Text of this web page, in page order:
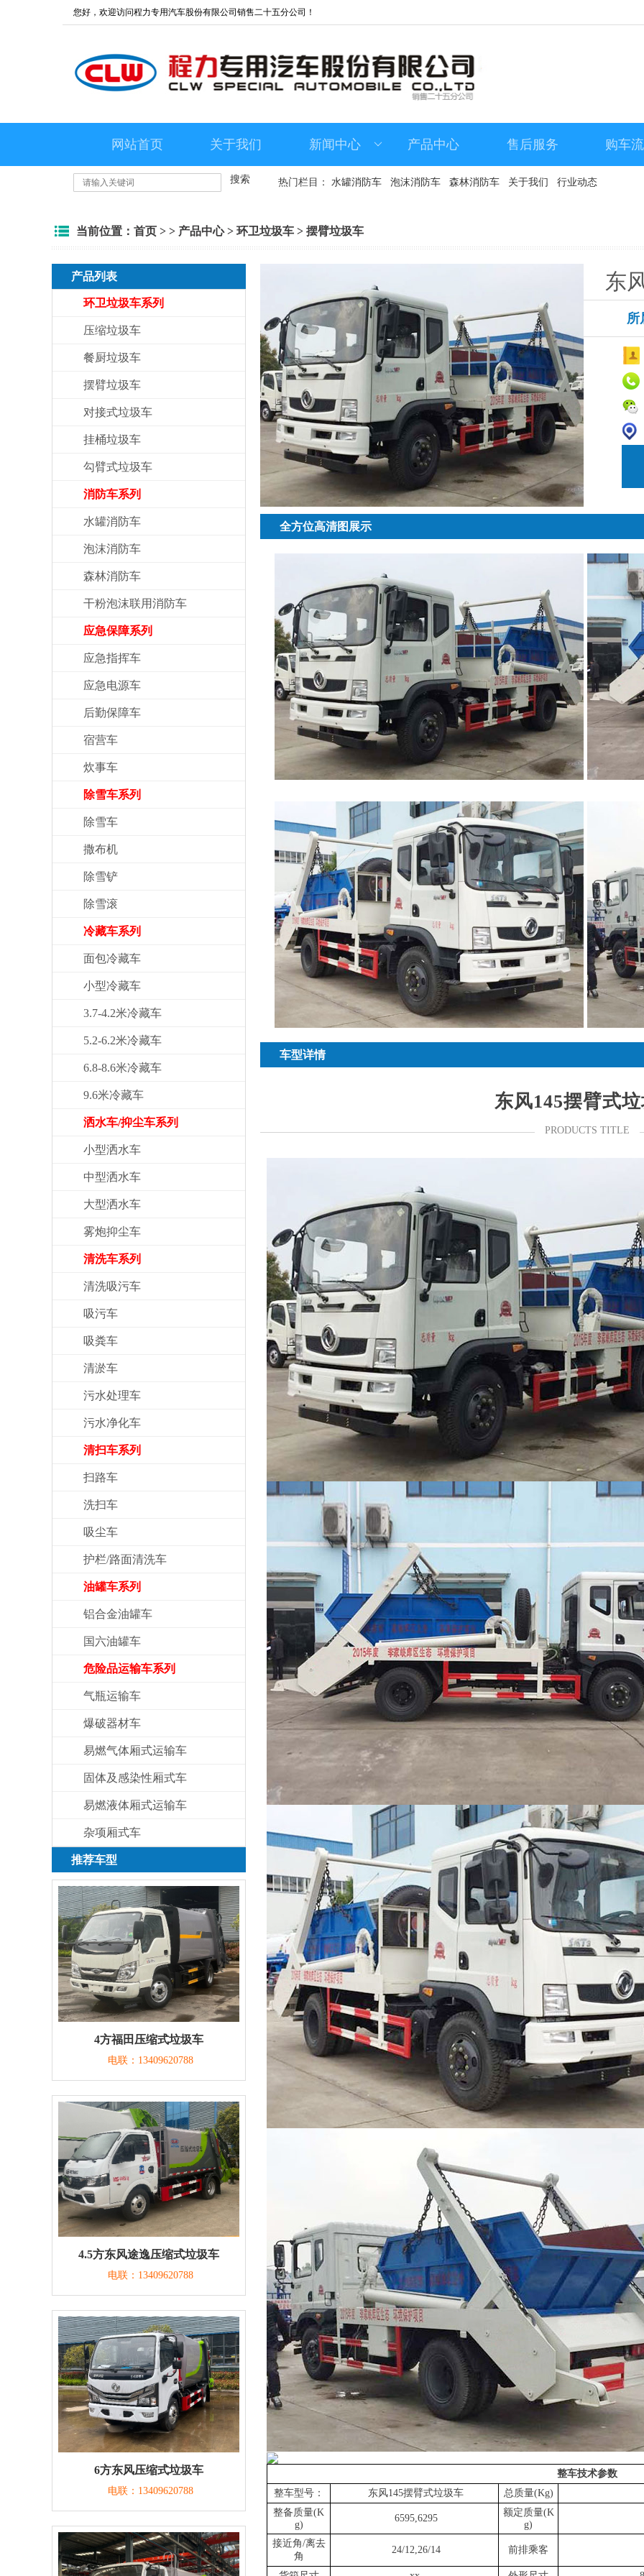
您好，欢迎访问程力专用汽车股份有限公司销售二十五分公司！
网站首页 关于我们 新闻中心 产品中心 售后服务 购车
搜索 热门栏目： 水罐消防车 泡沫消防车 森林消防车 关于我们 行业动态
当前位置： 首页 > > 产品中心> 环卫垃圾车 > 摆臂垃圾车
产品列表
环卫垃圾车系列
压缩垃圾车
餐厨垃圾车
摆臂垃圾车
对接式垃圾车
挂桶垃圾车
勾臂式垃圾车
消防车系列
水罐消防车
泡沫消防车
森林消防车
干粉泡沫联用消防车
应急保障系列
应急指挥车
应急电源车
后勤保障车
宿营车
炊事车
除雪车系列
除雪车
撒布机
除雪铲
除雪滚
冷藏车系列
面包冷藏车
小型冷藏车
3.7-4.2米冷藏车
5.2-6.2米冷藏车
6.8-8.6米冷藏车
9.6米冷藏车
洒水车/抑尘车系列
小型洒水车
中型洒水车
大型洒水车
雾炮抑尘车
清洗车系列
清洗吸污车
吸污车
吸粪车
清淤车
污水处理车
污水净化车
清扫车系列
扫路车
洗扫车
吸尘车
护栏/路面清洗车
油罐车系列
铝合金油罐车
国六油罐车
危险品运输车系列
气瓶运输车
爆破器材车
易燃气体厢式运输车
固体及感染性厢式车
易燃液体厢式运输车
杂项厢式车
推荐车型
4方福田压缩式垃圾车
电联：13409620788
4.5方东风途逸压缩式垃圾车
电联：13409620788
6方东风压缩式垃圾车
电联：13409620788
东
所
全方位高清图展示
车型详情
东风145摆臂式
PRODUCTS TITLE
整车技术参数
整车型号：
东风145摆臂式垃圾车
总质量(Kg)
整备质量(K
g)
6595,6295
额定质量(K
g)
接近角/离去
角
24/12,26/14 前排乘客